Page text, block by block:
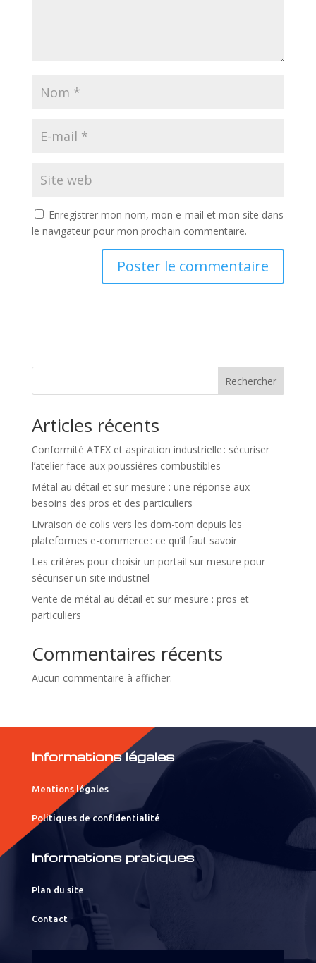
Enregistrer mon nom, mon e-mail et mon site dans
le navigateur pour mon prochain commentaire.
Rechercher
Articles récents
Conformité ATEX et aspiration industrielle : sécuriser
l’atelier face aux poussières combustibles
Métal au détail et sur mesure : une réponse aux
besoins des pros et des particuliers
Livraison de colis vers les dom-tom depuis les
plateformes e-commerce : ce qu’il faut savoir
Les critères pour choisir un portail sur mesure pour
sécuriser un site industriel
Vente de métal au détail et sur mesure : pros et
particuliers
Commentaires récents
Aucun commentaire à afficher.
Informations légales
Mentions légales
Politiques de confidentialité
Informations pratiques
Plan du site
Contact